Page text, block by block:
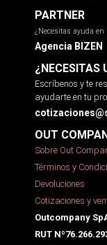
PARTNER
¿Necesitas ayuda
Agencia BIZEN
¿NECESITAS
Escríbenos y te
ayudarte en tu
OUT
Sobre Out
Términos y
Devoluciones
Cotizaciones y
Outcompany
RUT